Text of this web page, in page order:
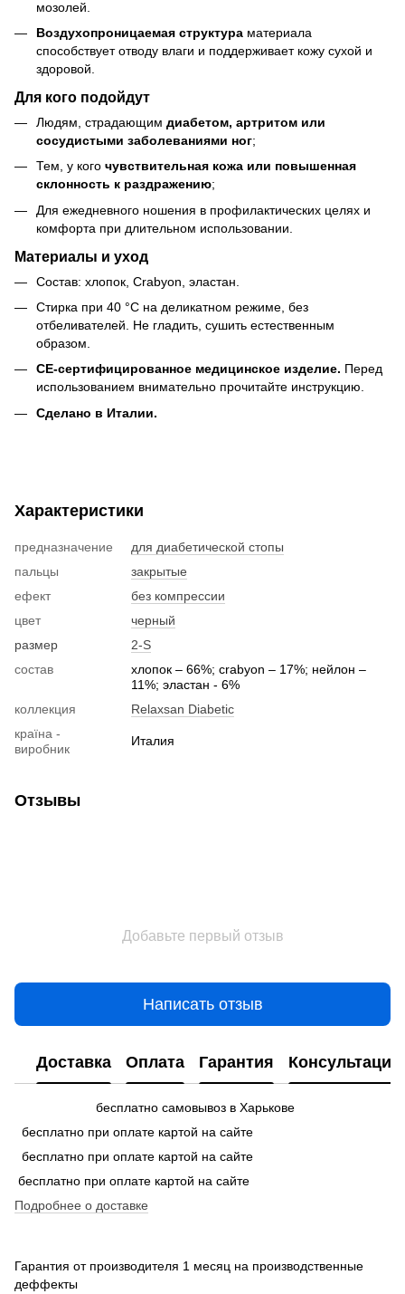
мозолей.
Воздухопроницаемая структура материала
способствует отводу влаги и поддерживает кожу сухой и
здоровой.
Для кого подойдут
Людям, страдающим диабетом, артритом или
сосудистыми заболеваниями ног;
Тем, у кого чувствительная кожа или повышенная
склонность к раздражению;
Для ежедневного ношения в профилактических целях и
комфорта при длительном использовании.
Материалы и уход
Состав: хлопок, Crabyon, эластан.
Стирка при 40 °C на деликатном режиме, без
отбеливателей. Не гладить, сушить естественным
образом.
CE-сертифицированное медицинское изделие. Перед
использованием внимательно прочитайте инструкцию.
Сделано в Италии.
Характеристики
предназначение
для диабетической стопы
пальцы
закрытые
ефект
без компрессии
цвет
черный
размер
2-S
состав
хлопок – 66%; crabyon – 17%; нейлон –
11%; эластан - 6%
коллекция
Relaxsan Diabetic
країна -
виробник
Италия
Отзывы
Добавьте первый отзыв
Написать отзыв
Доставка Оплата Гарантия Консультация
бесплатно самовывоз в Харькове
бесплатно при оплате картой на сайте
бесплатно при оплате картой на сайте
бесплатно при оплате картой на сайте
Подробнее о доставке
Гарантия от производителя 1 месяц на производственные
деффекты